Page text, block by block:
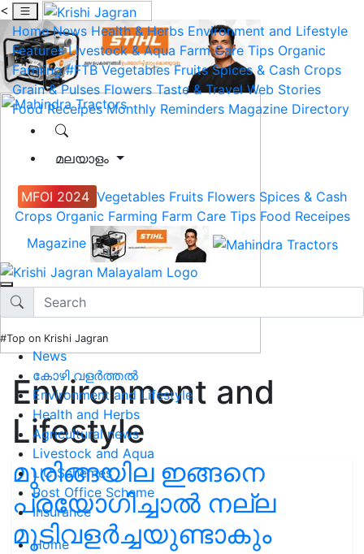
<
Home News Health & Herbs Environment and Lifestyle
Features Livestock & Aqua Farm Care Tips Organic
Farming #FTB Vegetables Fruits Spices & Cash Crops
Grain & Pulses Flowers Taste & Travel Web Stories
Food Receipes Monthly Reminders Magazine Directory
മലയാളം
MFOI 2024 Vegetables Fruits Flowers Spices & Cash
Crops Organic Farming Farm Care Tips Food Receipes
Magazine
#Top on Krishi Jagran
News
കോഴി വളർത്തൽ
Environment and Lifestyle
Health and Herbs
Agricultural news
Livestock and Aqua
LIC Schemes
Post Office Scheme
Insurance
Home
Environment and
Lifestyle
മുരിങ്ങയില ഇങ്ങനെ
പ്രയോഗിച്ചാൽ നല്ല
മുടിവളർച്ചയുണ്ടാകും